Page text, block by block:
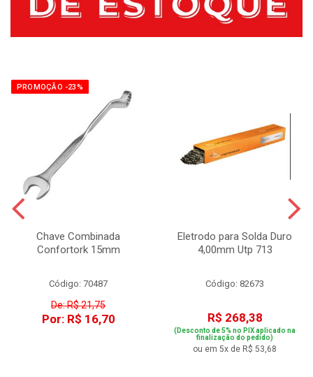
PROMOÇÃO -23%
Chave Combinada
Confortork 15mm
Código: 70487
De: R$ 21,75
Por: R$ 16,70
Eletrodo para Solda Duro
4,00mm Utp 713
Código: 82673
R$ 268,38
(Desconto de 5% no PIX aplicado na
finalização do pedido)
ou em 5x de R$ 53,68